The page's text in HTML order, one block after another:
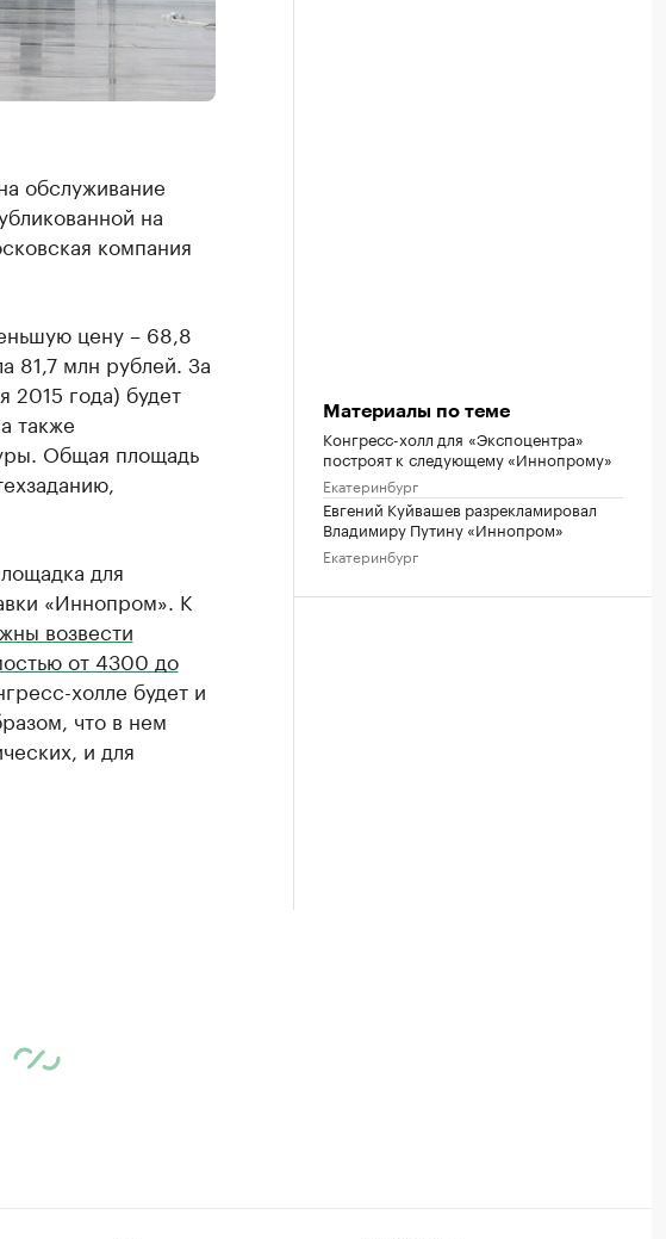
обслуживание
на
компания
цену – 68,8
81,7 млн рублей. За
2015 года) будет
также
Общая площадь
для
«Иннопром». К
возвести
от 4300 до
холле будет и
что в нем
и для
Материалы по теме
Конгресс-холл для «Экспоцентра»
построят к следующему «Иннопрому»
Екатеринбург
Евгений Куйвашев разрекламировал
Владимиру Путину «Иннопром»
Екатеринбург